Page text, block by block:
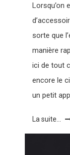
Lorsqu’on
sorte que
manière
ici de tout
encore le
un petit
La suite...